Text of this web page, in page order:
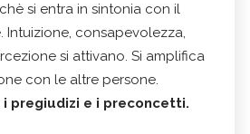
si entra in sintonia con il
Intuizione, consapevolezza,
si attivano. Si amplifica
con le altre persone.
pregiudizi e i preconcetti.